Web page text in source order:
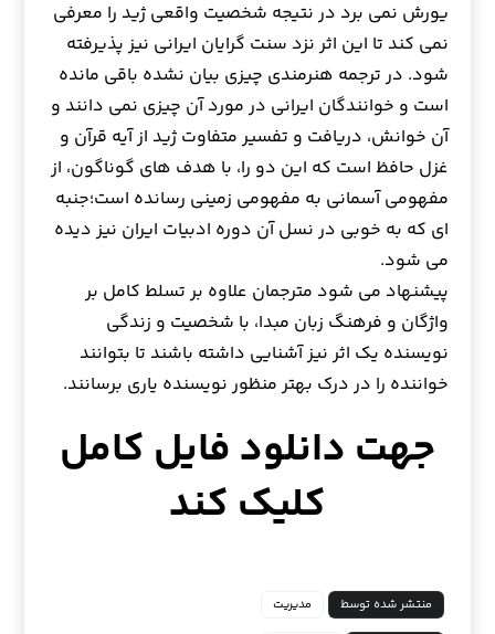
یورش نمی برد در نتیجه شخصیت واقعی ژید را معرفی
نمی کند تا این اثر نزد سنت گرایان ایرانی نیز پذیرفته
شود. در ترجمه هنرمندی چیزی بیان نشده باقی مانده
است و خوانندگان ایرانی در مورد آن چیزی نمی دانند و
آن خوانش، دریافت و تفسیر متفاوت ژید از آیه قرآن و
غزل حافظ است که این دو را، با هدف های گوناگون، از
مفهومی آسمانی به مفهومی زمینی رسانده است؛جنبه
ای که به خوبی در نسل آن دوره ادبیات ایران نیز دیده
می شود.
پیشنهاد می شود مترجمان علاوه بر تسلط کامل بر
واژگان و فرهنگ زبان مبدا، با شخصیت و زندگی
نویسنده یک اثر نیز آشنایی داشته باشند تا بتوانند
خواننده را در درک بهتر منظور نویسنده یاری برسانند.
جهت دانلود فایل کامل
کلیک کند
منتشر شده توسط مدیریت